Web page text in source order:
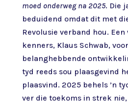
moed onderweg na 2025. Die
beduidend omdat dit met
Revolusie verband hou. Een
kenners, Klaus Schwab,
belanghebbende
tyd reeds sou plaasgevind
plaasvind. 2025 behels ’n
ver die toekoms in strek nie,